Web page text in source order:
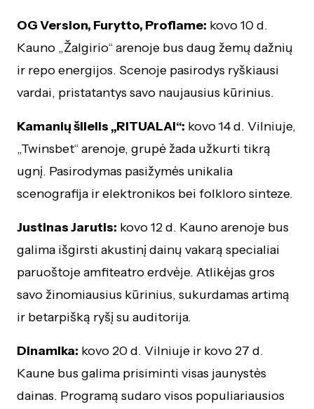
OG Version, Furytto, Proflame: kovo 10 d.
Kauno „Žalgirio“ arenoje bus daug žemų dažnių
ir repo energijos. Scenoje pasirodys ryškiausi
vardai, pristatantys savo naujausius kūrinius.
Kamanių šilelis „RITUALAI“: kovo 14 d. Vilniuje,
„Twinsbet“ arenoje, grupė žada užkurti tikrą
ugnį. Pasirodymas pasižymės unikalia
scenografija ir elektronikos bei folkloro sinteze.
Justinas Jarutis: kovo 12 d. Kauno arenoje bus
galima išgirsti akustinį dainų vakarą specialiai
paruoštoje amfiteatro erdvėje. Atlikėjas gros
savo žinomiausius kūrinius, sukurdamas artimą
ir betarpišką ryšį su auditorija.
Dinamika: kovo 20 d. Vilniuje ir kovo 27 d.
Kaune bus galima prisiminti visas jaunystės
dainas. Programą sudaro visos populiariausios